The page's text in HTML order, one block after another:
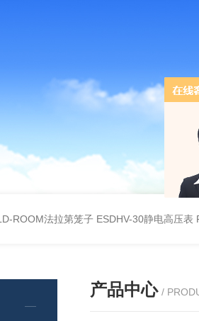
ROOM法拉第笼子 ESDHV-30静电高压表
产品中心 /